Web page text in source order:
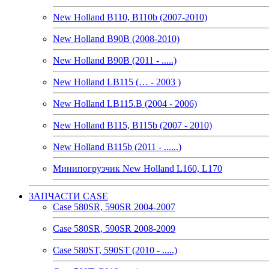
New Holland B110, B110b (2007-2010)
New Holland B90B (2008-2010)
New Holland B90B (2011 - .....)
New Holland LB115 (… - 2003 )
New Holland LB115.B (2004 - 2006)
New Holland B115, B115b (2007 - 2010)
New Holland B115b (2011 - ......)
Минипогрузчик New Holland L160, L170
ЗАПЧАСТИ CASE
Case 580SR, 590SR 2004-2007
Case 580SR, 590SR 2008-2009
Case 580ST, 590ST (2010 - .....)